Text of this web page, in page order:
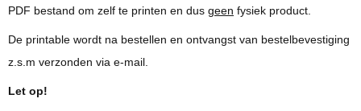
PDF bestand om zelf te printen en dus geen fysiek product.
De printable wordt na bestellen en ontvangst van bestelbevestiging
z.s.m verzonden via e-mail.
Let op!